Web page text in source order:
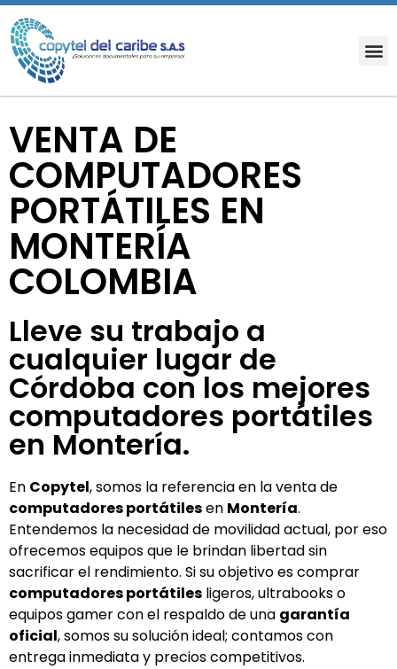
VENTA DE
COMPUTADORES
PORTÁTILES EN
MONTERÍA
COLOMBIA
Lleve su trabajo a
cualquier lugar de
Córdoba con los mejores
computadores portátiles
en Montería.
En Copytel, somos la referencia en la venta de
computadores portátilesen Montería.
Entendemos la necesidad de movilidad actual, por eso
ofrecemos equipos que le brindan libertad sin
sacrificar el rendimiento. Si su objetivo es comprar
computadores portátiles ligeros, ultrabooks o
equipos gamer con el respaldo de una garantía
oficial, somos su solución ideal; contamos con
entrega inmediata y precios competitivos.